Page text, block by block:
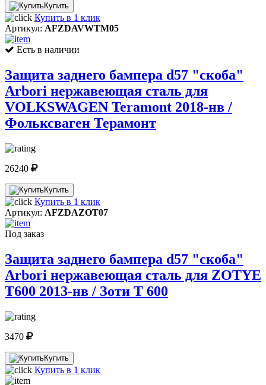
Купить
Купить в 1 клик
Артикул: AFZDAVWTM05
Есть в наличии
Защита заднего бампера d57 "скоба"
Arbori нержавеющая сталь для
VOLKSWAGEN Teramont 2018-нв /
Фольксваген Терамонт
26240
Купить
Купить в 1 клик
Артикул: AFZDAZOT07
Под заказ
Защита заднего бампера d57 "скоба"
Arbori нержавеющая сталь для ZOTYE
T600 2013-нв / Зоти Т 600
3470
Купить
Купить в 1 клик